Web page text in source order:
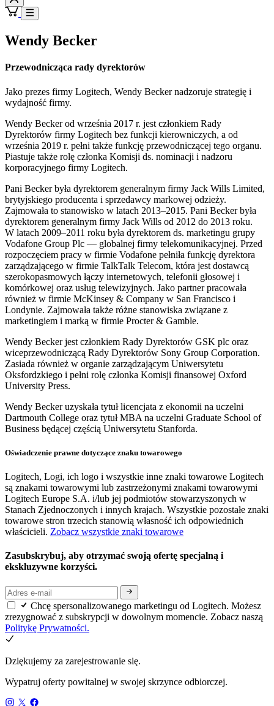
Wendy Becker
Przewodnicząca rady dyrektorów
Jako prezes firmy Logitech, Wendy Becker nadzoruje strategię i
wydajność firmy.
Wendy Becker od września 2017 r. jest członkiem Rady
Dyrektorów firmy Logitech bez funkcji kierowniczych, a od
września 2019 r. pełni także funkcję przewodniczącej tego organu.
Piastuje także rolę członka Komisji ds. nominacji i nadzoru
korporacyjnego firmy Logitech.
Pani Becker była dyrektorem generalnym firmy Jack Wills Limited,
brytyjskiego producenta i sprzedawcy markowej odzieży.
Zajmowała to stanowisko w latach 2013–2015. Pani Becker była
dyrektorem generalnym firmy Jack Wills od 2012 do 2013 roku.
W latach 2009–2011 roku była dyrektorem ds. marketingu grupy
Vodafone Group Plc — globalnej firmy telekomunikacyjnej. Przed
rozpoczęciem pracy w firmie Vodafone pełniła funkcję dyrektora
zarządzającego w firmie TalkTalk Telecom, która jest dostawcą
szerokopasmowych łączy internetowych, telefonii głosowej i
komórkowej oraz usług telewizyjnych. Jako partner pracowała
również w firmie McKinsey & Company w San Francisco i
Londynie. Zajmowała także różne stanowiska związane z
marketingiem i marką w firmie Procter & Gamble.
Wendy Becker jest członkiem Rady Dyrektorów GSK plc oraz
wiceprzewodniczącą Rady Dyrektorów Sony Group Corporation.
Zasiada również w organie zarządzającym Uniwersytetu
Oksfordzkiego i pełni rolę członka Komisji finansowej Oxford
University Press.
Wendy Becker uzyskała tytuł licencjata z ekonomii na uczelni
Dartmouth College oraz tytuł MBA na uczelni Graduate School of
Business będącej częścią Uniwersytetu Stanforda.
Oświadczenie prawne dotyczące znaku towarowego
Logitech, Logi, ich logo i wszystkie inne znaki towarowe Logitech
są znakami towarowymi lub zastrzeżonymi znakami towarowymi
Logitech Europe S.A. i/lub jej podmiotów stowarzyszonych w
Stanach Zjednoczonych i innych krajach. Wszystkie pozostałe znaki
towarowe stron trzecich stanowią własność ich odpowiednich
właścicieli. Zobacz wszystkie znaki towarowe
Zasubskrybuj, aby otrzymać swoją ofertę specjalną i
ekskluzywne korzyści.
Chcę spersonalizowanego marketingu od Logitech. Możesz
zrezygnować z subskrypcji w dowolnym momencie. Zobacz naszą
Politykę Prywatności.
Dziękujemy za zarejestrowanie się.
Wypatruj oferty powitalnej w swojej skrzynce odbiorczej.